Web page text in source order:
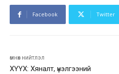
Facebook Twitter
өмнөх нийтлэл
ХҮҮХ: Хяналт, үнэлгээний